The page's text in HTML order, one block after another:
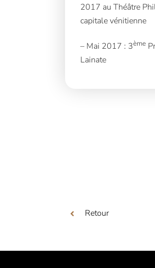
2017 au Théâtre
capitale vénitienne
– Mai 2017 : 3ème
Lainate
Retour